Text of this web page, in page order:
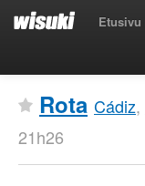
Etusivu
Rota Cádiz,
21h26